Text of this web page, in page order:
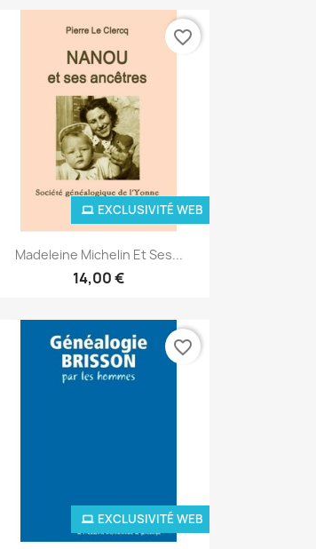
Aperçu rapide
Madeleine Michelin Et Ses...
14,00 €
EXCLUSIVITÉ WEB
favorite_border
EXCLUSIVITÉ WEB
favorite_border